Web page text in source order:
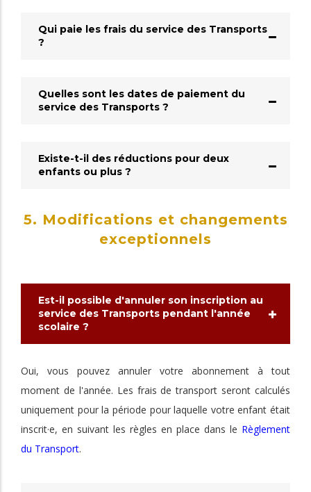
Qui paie les frais du service des Transports
?
Quelles sont les dates de paiement du
service des Transports ?
Existe-t-il des réductions pour deux
enfants ou plus ?
5. Modifications et changements
exceptionnels
Est-il possible d'annuler son inscription au
service des Transports pendant l'année
scolaire ?
Oui, vous pouvez annuler votre abonnement à tout
moment de l'année. Les frais de transport seront calculés
uniquement pour la période pour laquelle votre enfant était
inscrit·e, en suivant les règles en place dans le Règlement
du Transport.